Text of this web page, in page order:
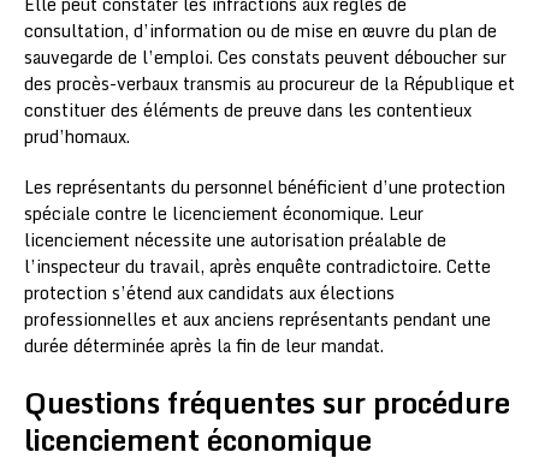
consultation, d’information ou de mise en œuvre du plan de
sauvegarde de l’emploi. Ces constats peuvent déboucher sur
des procès-verbaux transmis au procureur de la République et
constituer des éléments de preuve dans les contentieux
prud’homaux.
Les représentants du personnel bénéficient d’une protection
spéciale contre le licenciement économique. Leur
licenciement nécessite une autorisation préalable de
l’inspecteur du travail, après enquête contradictoire. Cette
protection s’étend aux candidats aux élections
professionnelles et aux anciens représentants pendant une
durée déterminée après la fin de leur mandat.
Questions fréquentes sur procédure
licenciement économique